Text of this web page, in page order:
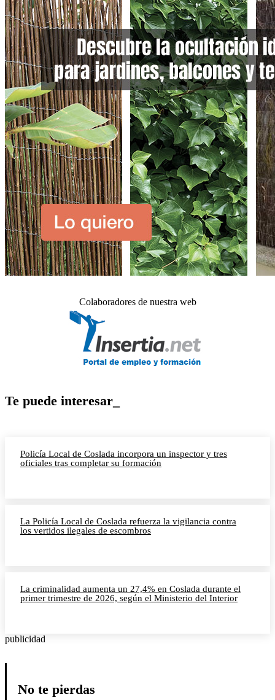
Colaboradores de nuestra web
Te puede interesar_
Policía Local de Coslada incorpora un inspector y tres
oficiales tras completar su formación
La Policía Local de Coslada refuerza la vigilancia contra
los vertidos ilegales de escombros
La criminalidad aumenta un 27,4% en Coslada durante el
primer trimestre de 2026, según el Ministerio del Interior
publicidad
No te pierdas